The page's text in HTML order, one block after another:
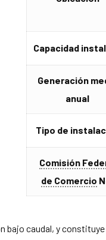
Capacidad
Generación
anual
Tipo de
Comisión
de Comercio
bajo caudal, y